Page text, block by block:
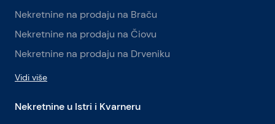
Nekretnine na prodaju na Braču
Nekretnine na prodaju na Čiovu
Nekretnine na prodaju na Drveniku
Vidi više
Nekretnine u Istri i Kvarneru